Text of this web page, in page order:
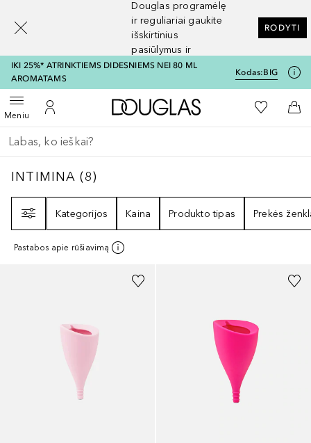
Douglas programėlę
ir reguliariai gaukite
išskirtinius
pasiūlymus ir
nuolaidas
RODYTI
IKI 25%* ATRINKTIEMS DIDESNIEMS NEI 80 ML
AROMATAMS
Kodas:BIG
MeniuAtidaryti meniuĮ mano paskyrą
Į Douglas pagrindinį
Į mano
Į
Grįžk atgal
Vykdykite paiešką
INTIMINA8
INTIMINA (8)
Kategorijos
Kaina Produkto tipas Prekės
Pastabos apie rūšiavimą
[navigation.slideout.screenreader]